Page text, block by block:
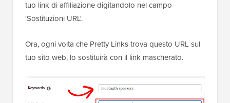
tuo link di affiliazione digitandolo nel campo
'Sostituzioni URL'.
Ora, ogni volta che Pretty Links trova questo URL sul
tuo sito web, lo sostituirà con il link mascherato.